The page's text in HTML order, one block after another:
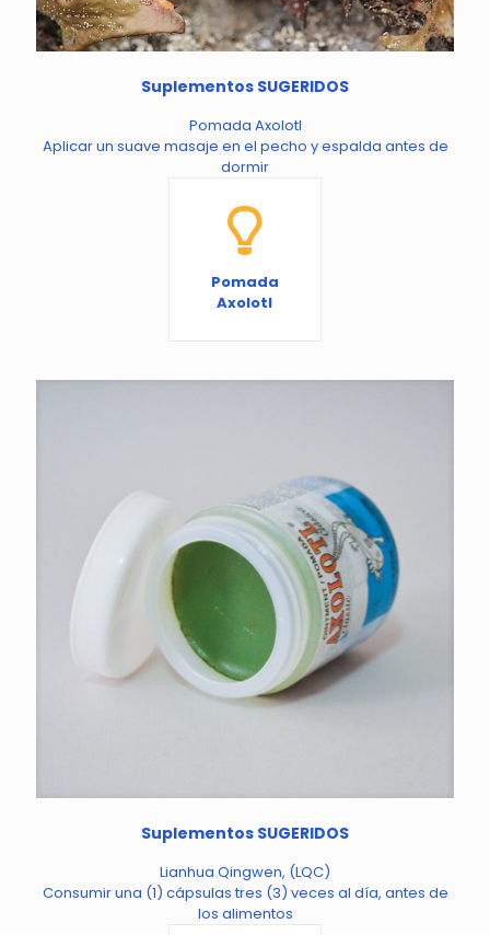
Suplementos SUGERIDOS
Pomada Axolotl
Aplicar un suave masaje en el pecho y espalda antes de
dormir
Pomada
Axolotl
Suplementos SUGERIDOS
Lianhua Qingwen, (LQC)
Consumir una (1) cápsulas tres (3) veces al día, antes de
los alimentos